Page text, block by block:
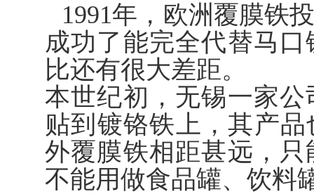
1991年，欧洲覆膜铁
成功了能完全代替马
比还有很大差距。
本世纪初，无锡一家
贴到镀铬铁上，其产
外覆膜铁相距甚远，
不能用做食品罐、饮料